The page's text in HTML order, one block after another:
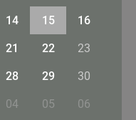
14 15 16
21 22 23
28 29 30
04 05 06